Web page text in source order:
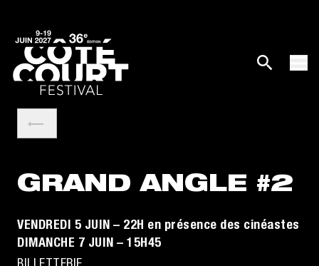
GRAND ANGLE #2
VENDREDI 5 JUIN – 22H en présence des cinéastes
DIMANCHE 7 JUIN – 15H45